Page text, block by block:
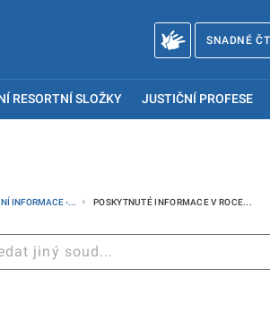
SNADNÉ
RESORTNÍ SLOŽKY JUSTIČNÍ PROFESE
INFORMACE -... POSKYTNUTÉ INFORMACE V ROCE...